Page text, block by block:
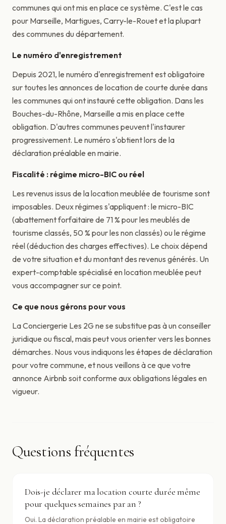
communes qui ont mis en place ce système. C'est le cas
pour Marseille, Martigues, Carry-le-Rouet et la plupart
des communes du département.
Le numéro d'enregistrement
Depuis 2021, le numéro d'enregistrement est obligatoire
sur toutes les annonces de location de courte durée dans
les communes qui ont instauré cette obligation. Dans les
Bouches-du-Rhône, Marseille a mis en place cette
obligation. D'autres communes peuvent l'instaurer
progressivement. Le numéro s'obtient lors de la
déclaration préalable en mairie.
Fiscalité : régime micro-BIC ou réel
Les revenus issus de la location meublée de tourisme sont
imposables. Deux régimes s'appliquent : le micro-BIC
(abattement forfaitaire de 71 % pour les meublés de
tourisme classés, 50 % pour les non classés) ou le régime
réel (déduction des charges effectives). Le choix dépend
de votre situation et du montant des revenus générés. Un
expert-comptable spécialisé en location meublée peut
vous accompagner sur ce point.
Ce que nous gérons pour vous
La Conciergerie Les 2G ne se substitue pas à un conseiller
juridique ou fiscal, mais peut vous orienter vers les bonnes
démarches. Nous vous indiquons les étapes de déclaration
pour votre commune, et nous veillons à ce que votre
annonce Airbnb soit conforme aux obligations légales en
vigueur.
Questions fréquentes
Dois-je déclarer ma location courte durée même
pour quelques semaines par an ?
Oui. La déclaration préalable en mairie est obligatoire